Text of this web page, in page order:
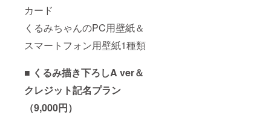
カード
くるみちゃんのPC用壁紙＆
スマートフォン用壁紙1種類
■ くるみ描き下ろしA ver＆
クレジット記名プラン
（9,000円）